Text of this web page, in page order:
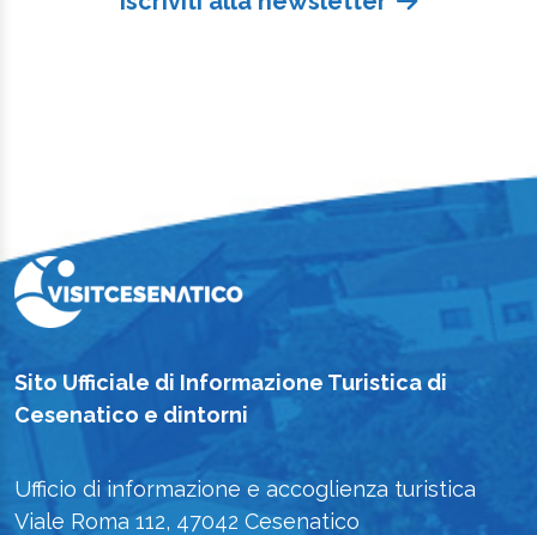
Sito Ufficiale di Informazione Turistica di
Cesenatico e dintorni
Ufficio di informazione e accoglienza turistica
Viale Roma 112, 47042 Cesenatico